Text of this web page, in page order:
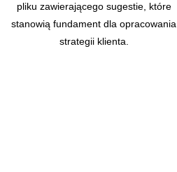
pliku zawierającego sugestie, które
stanowią fundament dla opracowania
strategii klienta.